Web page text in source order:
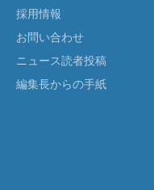
採用情報
お問い合わせ
ニュース読者投稿
編集長からの手紙